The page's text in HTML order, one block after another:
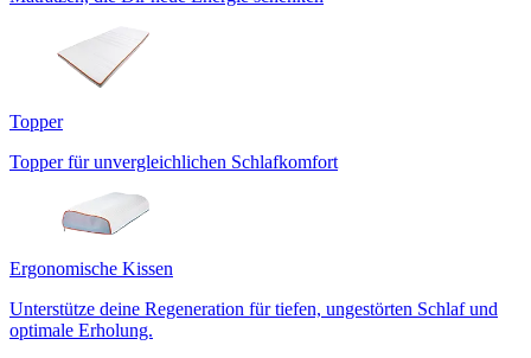
Topper
Topper für unvergleichlichen Schlafkomfort
Ergonomische Kissen
Unterstütze deine Regeneration für tiefen, ungestörten Schlaf und
optimale Erholung.